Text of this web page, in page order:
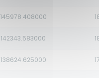
145978.408000
142343.583000
138624.625000